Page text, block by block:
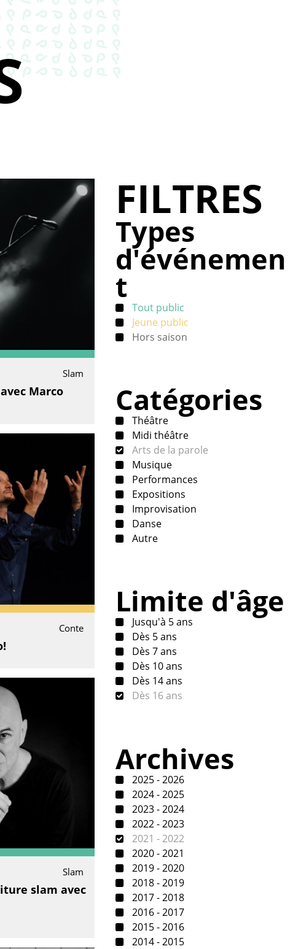
Slam
Marco
Conte
Slam
slam avec
FILTRES
Types
d'événemen
t
Tout public
Jeune public
Hors saison
Catégories
Théâtre
Midi théâtre
Arts de la parole
Musique
Performances
Expositions
Improvisation
Danse
Autre
Limite d'âge
Jusqu'à 5 ans
Dès 5 ans
Dès 7 ans
Dès 10 ans
Dès 14 ans
Dès 16 ans
Archives
2025 - 2026
2024 - 2025
2023 - 2024
2022 - 2023
2021 - 2022
2020 - 2021
2019 - 2020
2018 - 2019
2017 - 2018
2016 - 2017
2015 - 2016
2014 - 2015